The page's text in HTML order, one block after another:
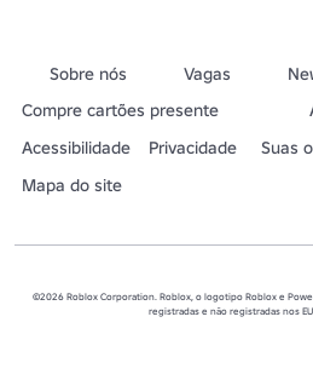
Sobre nós Vagas
Compre cartões presente
Acessibilidade
Privacidade
Suas
Mapa do site
©2026 Roblox Corporation. Roblox, o logotipo Roblox e
registradas e não registradas nos